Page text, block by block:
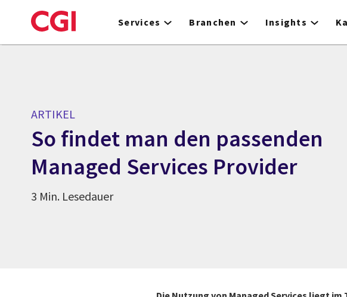
to
Services Branchen Insights
ARTIKEL
So findet man den passenden
Managed Services Provider
3 Min. Lesedauer